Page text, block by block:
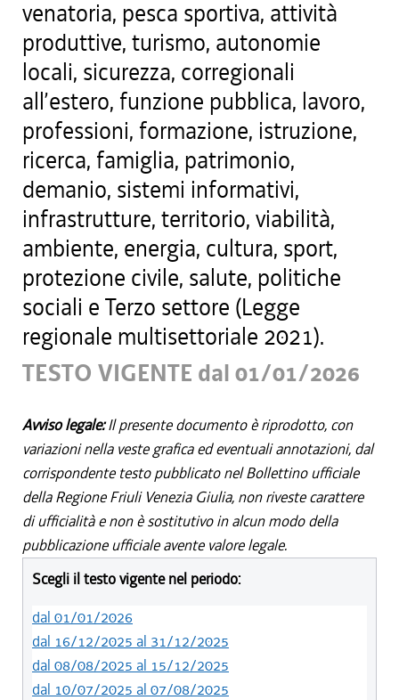
venatoria, pesca sportiva, attività
produttive, turismo, autonomie
locali, sicurezza, corregionali
all’estero, funzione pubblica, lavoro,
professioni, formazione, istruzione,
ricerca, famiglia, patrimonio,
demanio, sistemi informativi,
infrastrutture, territorio, viabilità,
ambiente, energia, cultura, sport,
protezione civile, salute, politiche
sociali e Terzo settore (Legge
regionale multisettoriale 2021).
TESTO VIGENTE dal 01/01/2026
Avviso legale:Il presente documento è riprodotto, con
variazioni nella veste grafica ed eventuali annotazioni, dal
corrispondente testo pubblicato nel Bollettino ufficiale
della Regione Friuli Venezia Giulia, non riveste carattere
di ufficialità e non è sostitutivo in alcun modo della
pubblicazione ufficiale avente valore legale.
Scegli il testo vigente nel periodo:
dal 01/01/2026
dal 16/12/2025 al 31/12/2025
dal 08/08/2025 al 15/12/2025
dal 10/07/2025 al 07/08/2025